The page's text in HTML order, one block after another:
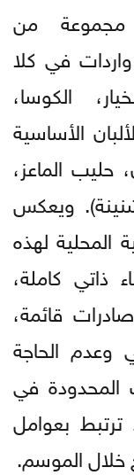
مجموعة من
في كلا
الكوسا،
الأساسية
حليب الماعز،
ويعكس
المحلية لهذه
ذاتي كاملة،
قائمة،
وعدم الحاجة
المحدودة في
بعوامل
خلال الموسم.